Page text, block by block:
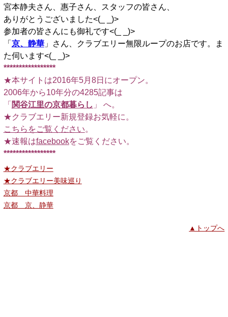
宮本静夫さん、惠子さん、スタッフの皆さん、
ありがとうございました<(_ _)>
参加者の皆さんにも御礼です<(_ _)>
「 京、静華」さん、クラブエリー無限ループのお店です。ま
た伺います<(_ _)>
*****************
★本サイトは2016年5月8日にオープン。
2006年から10年分の4285記事は
「 関谷江里の京都暮らし 」 へ。
★クラブエリー新規登録お気軽に。
こちらをご覧ください。
★速報はfacebookをご覧ください。
*****************
★クラブエリー
★クラブエリー美味巡り
京都 中華料理
京都 京、静華
▲トップへ